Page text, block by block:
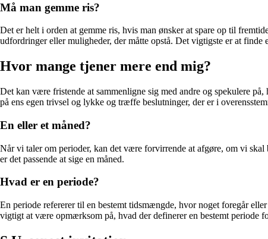
Må man gemme ris?
Det er helt i orden at gemme ris, hvis man ønsker at spare op til
udfordringer eller muligheder, der måtte opstå. Det vigtigste er at
Hvor mange tjener mere end mig?
Det kan være fristende at sammenligne sig med andre og spekulere
på ens egen trivsel og lykke og træffe beslutninger, der er i
En eller et måned?
Når vi taler om perioder, kan det være forvirrende at afgøre, om vi
er det passende at sige en måned.
Hvad er en periode?
En periode refererer til en bestemt tidsmængde, hvor noget foregår
vigtigt at være opmærksom på, hvad der definerer en bestemt periode